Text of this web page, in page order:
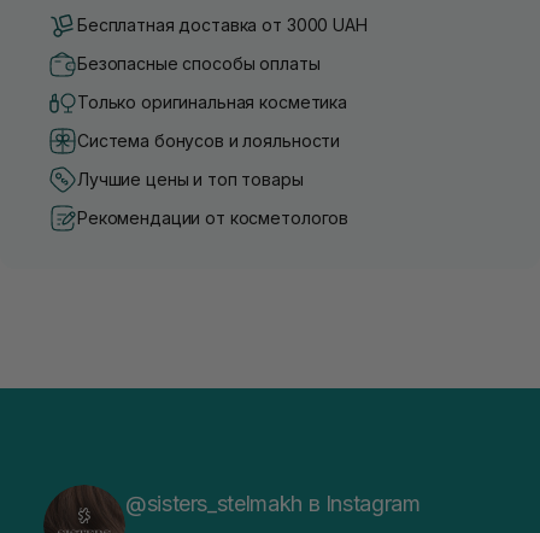
Бесплатная доставка от 3000 UAH
Безопасные способы оплаты
Только оригинальная косметика
Система бонусов и лояльности
Лучшие цены и топ товары
Рекомендации от косметологов
@sisters_stelmakh в Instagram